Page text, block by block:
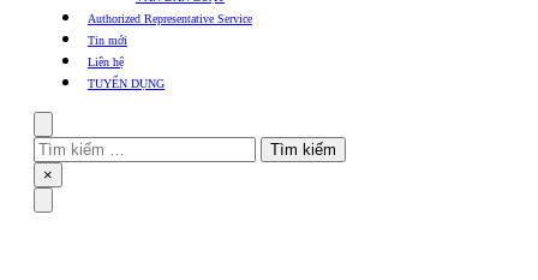
Authorized Representative Service
Tin mới
Liên hệ
TUYỂN DỤNG
Tìm
kiếm
cho:
Close
×